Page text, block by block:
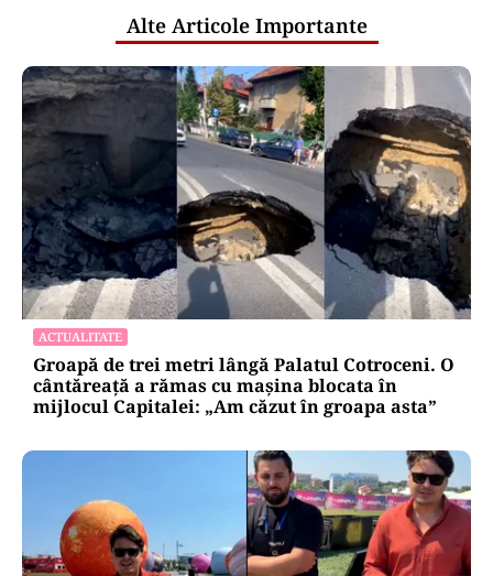
Alte Articole Importante
ACTUALITATE
Groapă de trei metri lângă Palatul Cotroceni. O
cântăreață a rămas cu mașina blocata în
mijlocul Capitalei: „Am căzut în groapa asta”